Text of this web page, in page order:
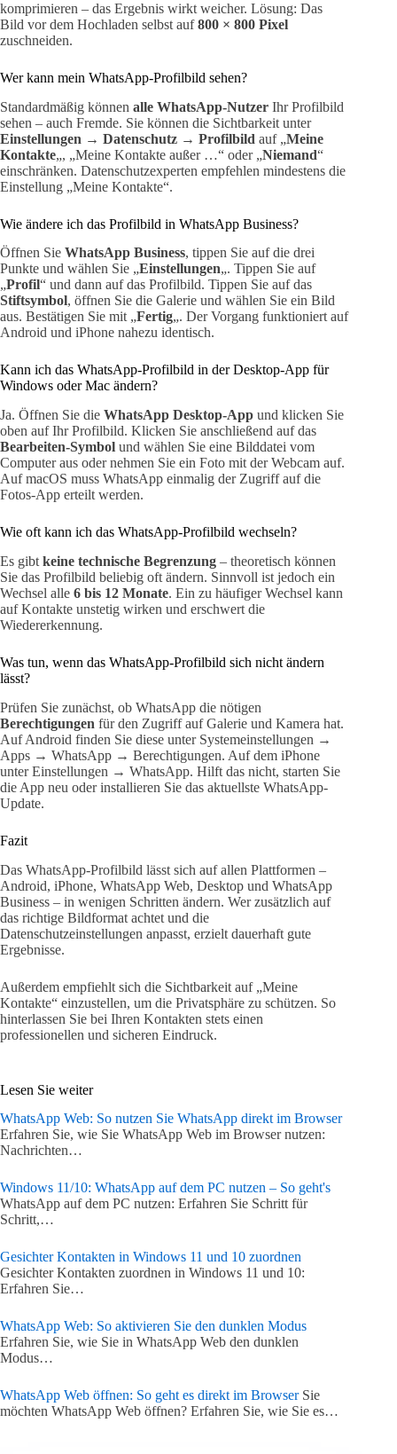
komprimieren – das Ergebnis wirkt weicher. Lösung: Das
Bild vor dem Hochladen selbst auf800 × 800 Pixel
zuschneiden.
Wer kann mein WhatsApp-Profilbild sehen?
Standardmäßig können alle WhatsApp-Nutzer Ihr Profilbild
sehen – auch Fremde. Sie können die Sichtbarkeit unter
Einstellungen → Datenschutz → Profilbild auf „Meine
Kontakte„, „Meine Kontakte außer …“ oder „Niemand“
einschränken. Datenschutzexperten empfehlen mindestens die
Einstellung „Meine Kontakte“.
Wie ändere ich das Profilbild in WhatsApp Business?
Öffnen Sie WhatsApp Business, tippen Sie auf die drei
Punkte und wählen Sie „Einstellungen„. Tippen Sie auf
„Profil“ und dann auf das Profilbild. Tippen Sie auf das
Stiftsymbol, öffnen Sie die Galerie und wählen Sie ein Bild
aus. Bestätigen Sie mit „Fertig„. Der Vorgang funktioniert auf
Android und iPhone nahezu identisch.
Kann ich das WhatsApp-Profilbild in der Desktop-App für
Windows oder Mac ändern?
Ja. Öffnen Sie die WhatsApp Desktop-App und klicken Sie
oben auf Ihr Profilbild. Klicken Sie anschließend auf das
Bearbeiten-Symbol und wählen Sie eine Bilddatei vom
Computer aus oder nehmen Sie ein Foto mit der Webcam auf.
Auf macOS muss WhatsApp einmalig der Zugriff auf die
Fotos-App erteilt werden.
Wie oft kann ich das WhatsApp-Profilbild wechseln?
Es gibt keine technische Begrenzung – theoretisch können
Sie das Profilbild beliebig oft ändern. Sinnvoll ist jedoch ein
Wechsel alle 6 bis 12 Monate. Ein zu häufiger Wechsel kann
auf Kontakte unstetig wirken und erschwert die
Wiedererkennung.
Was tun, wenn das WhatsApp-Profilbild sich nicht ändern
lässt?
Prüfen Sie zunächst, ob WhatsApp die nötigen
Berechtigungen für den Zugriff auf Galerie und Kamera hat.
Auf Android finden Sie diese unter Systemeinstellungen →
Apps → WhatsApp → Berechtigungen. Auf dem iPhone
unter Einstellungen → WhatsApp. Hilft das nicht, starten Sie
die App neu oder installieren Sie das aktuellste WhatsApp-
Update.
Fazit
Das WhatsApp-Profilbild lässt sich auf allen Plattformen –
Android, iPhone, WhatsApp Web, Desktop und WhatsApp
Business – in wenigen Schritten ändern. Wer zusätzlich auf
das richtige Bildformat achtet und die
Datenschutzeinstellungen anpasst, erzielt dauerhaft gute
Ergebnisse.
Außerdem empfiehlt sich die Sichtbarkeit auf „Meine
Kontakte“ einzustellen, um die Privatsphäre zu schützen. So
hinterlassen Sie bei Ihren Kontakten stets einen
professionellen und sicheren Eindruck.
Lesen Sie weiter
WhatsApp Web: So nutzen Sie WhatsApp direkt im Browser
Erfahren Sie, wie Sie WhatsApp Web im Browser nutzen:
Nachrichten…
Windows 11/10: WhatsApp auf dem PC nutzen – So geht's
WhatsApp auf dem PC nutzen: Erfahren Sie Schritt für
Schritt,…
Gesichter Kontakten in Windows 11 und 10 zuordnen
Gesichter Kontakten zuordnen in Windows 11 und 10:
Erfahren Sie…
WhatsApp Web: So aktivieren Sie den dunklen Modus
Erfahren Sie, wie Sie in WhatsApp Web den dunklen
Modus…
WhatsApp Web öffnen: So geht es direkt im BrowserSie
möchten WhatsApp Web öffnen? Erfahren Sie, wie Sie es…